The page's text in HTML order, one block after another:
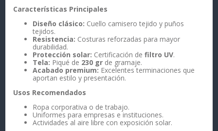
Características Principales
Diseño clásico: Cuello camisero tejido y puños
tejidos.
Resistencia: Costuras reforzadas para mayor
durabilidad.
Protección solar: Certificación defiltro UV.
Tela: Piqué de 230 gr de gramaje.
Acabado premium: Excelentes terminaciones que
aportan estilo y presentación.
Usos Recomendados
Ropa corporativa o de trabajo.
Uniformes para empresas e instituciones.
Actividades al aire libre con exposición solar.